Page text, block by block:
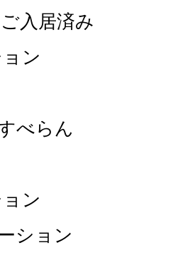
入居済み
ン
べらん
ン
ション